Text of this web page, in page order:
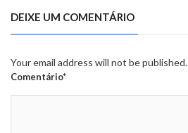
DEIXE UM COMENTÁRIO
Your email address will not be published.
Comentário*